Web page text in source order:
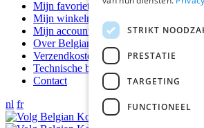
Mijn favorieten
Mijn winkelmand
Mijn account
Over Belgian Koi Farm
Verzendkosten
Technische bijstand
Contact
nl fr
STRIKT
PRESTATIE
TARGETING
FUNCTIONEEL